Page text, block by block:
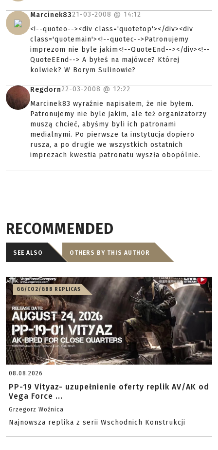
Marcinek8321-03-2008 @ 14:12
<!--quoteo--><div class='quotetop'></div><div
class='quotemain'><!--quotec-->Patronujemy
imprezom nie byle jakim<!--QuoteEnd--></div><!--
QuoteEEnd--> A byłeś na majówce? Której
kolwiek? W Borym Sulinowie?
Regdorn22-03-2008 @ 12:22
Marcinek83 wyraźnie napisałem, że nie byłem.
Patronujemy nie byle jakim, ale też organizatorzy
muszą chcieć, abyśmy byli ich patronami
medialnymi. Po pierwsze ta instytucja dopiero
rusza, a po drugie we wszystkich ostatnich
imprezach kwestia patronatu wyszła obopólnie.
RECOMMENDED
SEE ALSO OTHERS BY THIS AUTHOR
GG/CO2/GBB REPLICAS
08.08.2026
PP-19 Vityaz- uzupełnienie oferty replik AV/AK od
Vega Force ...
Grzegorz Woźnica
Najnowsza replika z serii Wschodnich Konstrukcji